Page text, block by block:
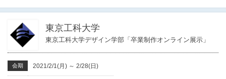
東京工科大学
東京工科大学デザイン学部「卒業制作オンライン展示」
会期 2021/2/1(月) ～ 2/28(日)